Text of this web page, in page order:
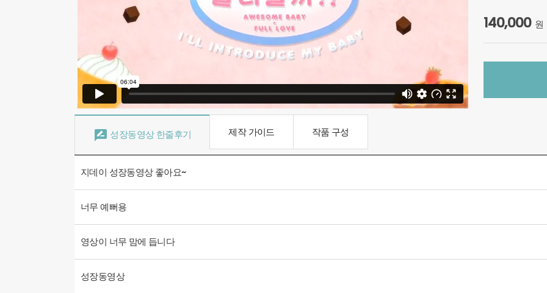
140,000 원
 성장동영상 한줄후기 제작 가이드 작품 구성
지데이 성장동영상 좋아요~
너무 예뻐용
영상이 너무 맘에 듭니다
성장동영상